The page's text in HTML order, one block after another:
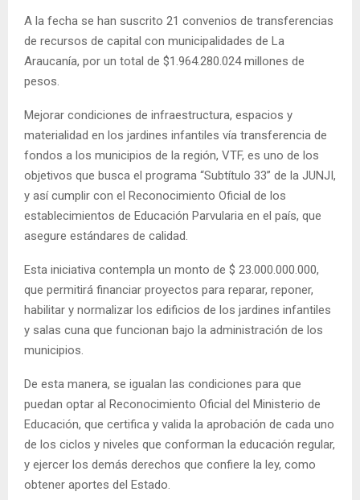
N
U
A la fecha se han suscrito 21 convenios de transferencias
de recursos de capital con municipalidades de La
Araucanía, por un total de $1.964.280.024 millones de
pesos.
Mejorar condiciones de infraestructura, espacios y
materialidad en los jardines infantiles vía transferencia de
fondos a los municipios de la región, VTF, es uno de los
objetivos que busca el programa “Subtítulo 33” de la JUNJI,
y así cumplir con el Reconocimiento Oficial de los
establecimientos de Educación Parvularia en el país, que
asegure estándares de calidad.
Esta iniciativa contempla un monto de $ 23.000.000.000,
que permitirá financiar proyectos para reparar, reponer,
habilitar y normalizar los edificios de los jardines infantiles
y salas cuna que funcionan bajo la administración de los
municipios.
De esta manera, se igualan las condiciones para que
puedan optar al Reconocimiento Oficial del Ministerio de
Educación, que certifica y valida la aprobación de cada uno
de los ciclos y niveles que conforman la educación regular,
y ejercer los demás derechos que confiere la ley, como
obtener aportes del Estado.